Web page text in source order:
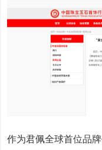
作为君佩全球首位品